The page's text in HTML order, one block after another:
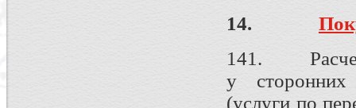
14.
141. Расчет
у сторонних
(услуги по